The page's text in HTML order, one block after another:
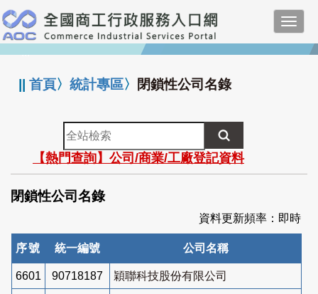
跳
到
主
要
:::
||首頁〉統計專區〉 閉鎖性公司名錄
全
站
檢
索
【熱門查詢】公司/商業/工廠登記資料
閉鎖性公司名錄
資料更新頻率：即時
序號 統一編號 公司名稱
6601 90718187 穎聯科技股份有限公司